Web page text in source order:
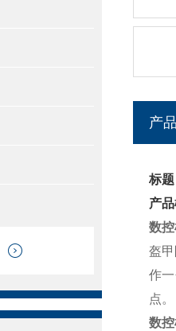
产
标
产
数
盔
作
点。
数